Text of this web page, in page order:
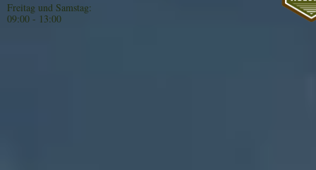
Freitag und Samstag:
09:00 - 13:00